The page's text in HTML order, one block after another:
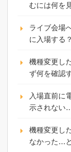
むには何を
ライブ会場
に入場する
機種変更し
ず何を確認
入場直前に
示されない
機種変更し
なかった…